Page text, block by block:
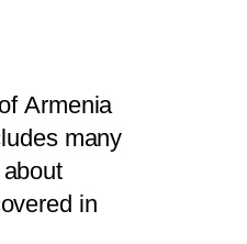
of Armenia
ludes many
about
overed in